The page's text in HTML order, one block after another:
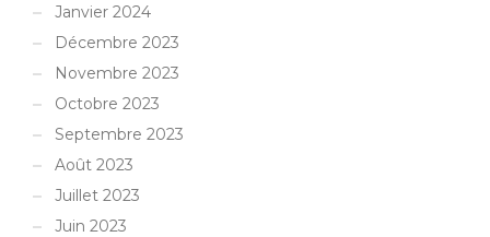
Janvier 2024
Décembre 2023
Novembre 2023
Octobre 2023
Septembre 2023
Août 2023
Juillet 2023
Juin 2023